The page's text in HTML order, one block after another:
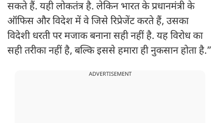
सकते हैं. यही लोकतंत्र है. लेकिन भारत के प्रधानमंत्री के
ऑफिस और विदेश में वे जिसे रिप्रेजेंट करते हैं, उसका
विदेशी धरती पर मजाक बनाना सही नहीं है. यह विरोध का
सही तरीका नहीं है, बल्कि इससे हमारा ही नुकसान होता है.”
ADVERTISEMENT